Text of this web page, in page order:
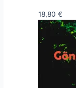
18,80 €